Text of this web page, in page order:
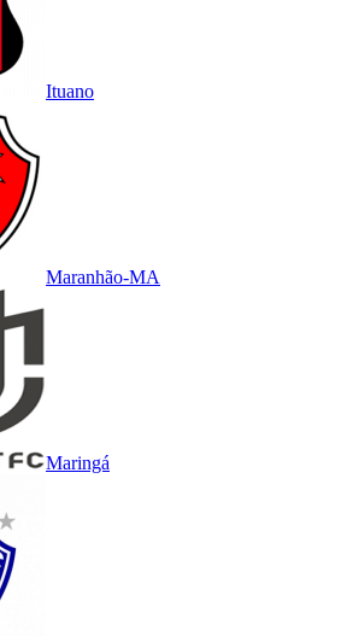
Ituano
Maranhão-MA
Maringá